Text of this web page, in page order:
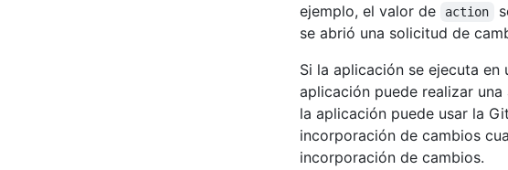
ejemplo, el valor de
action
se abrió una solicitud de
Si la aplicación se ejecuta
aplicación puede realizar
la aplicación puede usar la
incorporación de cambios
incorporación de cambios.